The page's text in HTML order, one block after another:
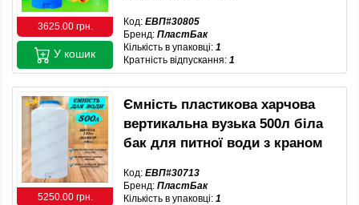
3625.00 грн. Код: ЕВП#30805
Бренд: ПластБак
Кількість в упаковці: 1
Кратність відпускання: 1
У кошик
5250.00 грн.
Ємність пластикова харчова
вертикальна вузька 500л біла
бак для питної води з краном
Код: ЕВП#30713
Бренд: ПластБак
Кількість в упаковці: 1